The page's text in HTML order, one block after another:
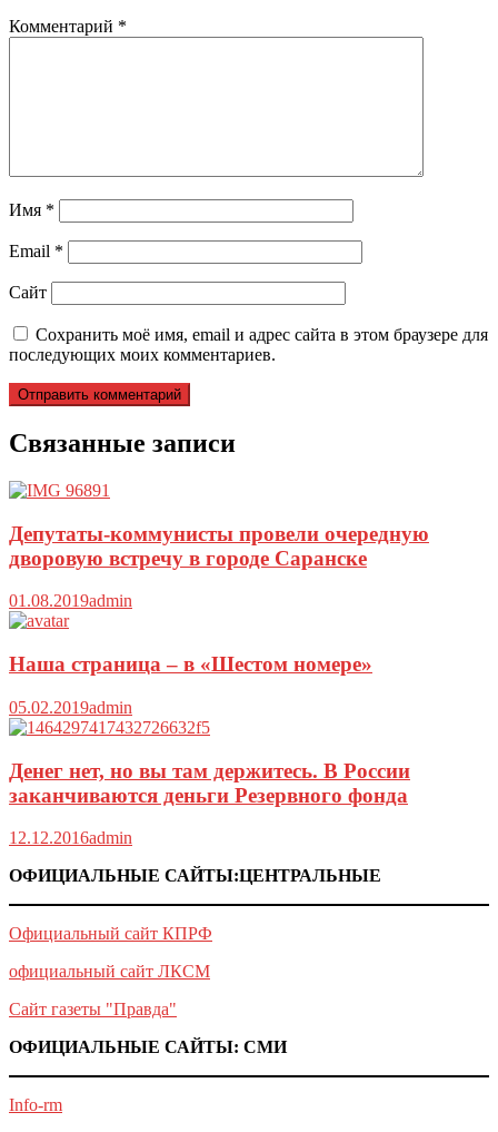
Комментарий *
Имя *
Email *
Сайт
Сохранить моё имя, email и адрес сайта в этом браузере для
последующих моих комментариев.
Связанные записи
Депутаты-коммунисты провели очередную
дворовую встречу в городе Саранске
01.08.2019admin
Наша страница – в «Шестом номере»
05.02.2019admin
Денег нет, но вы там держитесь. В России
заканчиваются деньги Резервного фонда
12.12.2016admin
ОФИЦИАЛЬНЫЕ САЙТЫ:ЦЕНТРАЛЬНЫЕ
Официальный сайт КПРФ
официальный сайт ЛКСМ
Сайт газеты "Правда"
ОФИЦИАЛЬНЫЕ САЙТЫ: СМИ
Info-rm